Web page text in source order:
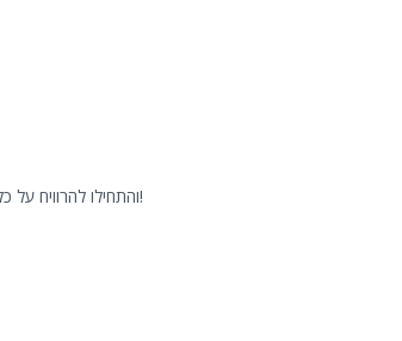
הצטרפו לתוכנית השותפים של Picnic והתחילו להרוויח על כל רכישה שתגיע דרככם!